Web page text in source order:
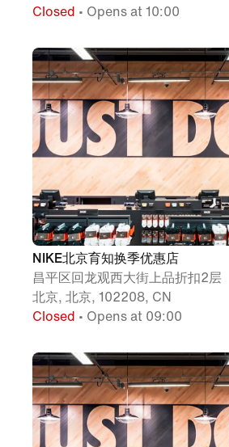
Closed • Opens at 10:00
NIKE北京育知换季优惠店
昌平区回龙观西大街上品折扣2层
北京, 北京, 102208, CN
Closed • Opens at 09:00